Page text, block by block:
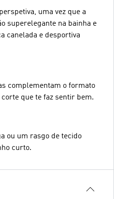
uma vez que a
superelegante na bainha e
canelada e desportiva
complementam o formato
que te faz sentir bem.
ou um rasgo de tecido
curto.